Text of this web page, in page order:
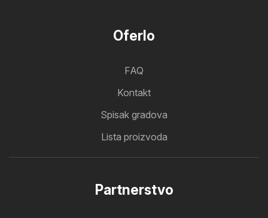
Oferlo
FAQ
Kontakt
Spisak gradova
Lista proizvoda
Partnerstvo